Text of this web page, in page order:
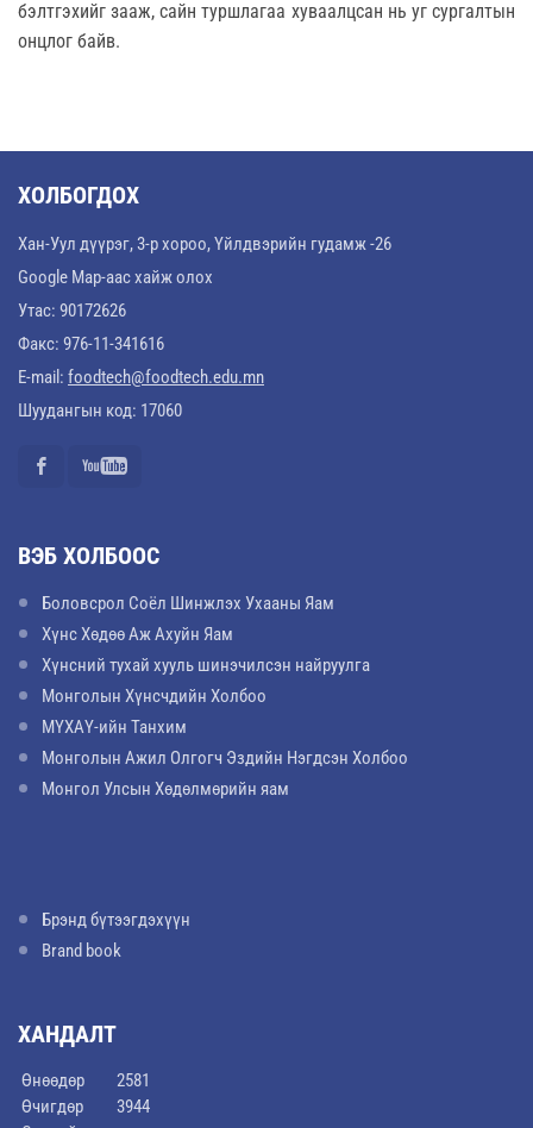
бэлтгэхийг зааж, сайн туршлагаа хуваалцсан нь уг сургалтын
онцлог байв.
ХОЛБОГДОХ
Хан-Уул дүүрэг, 3-р хороо, Үйлдвэрийн гудамж -26
Google Map-аас хайж олох
Утас: 90172626
Факс: 976-11-341616
E-mail: foodtech@foodtech.edu.mn
Шуудангын код: 17060
ВЭБ ХОЛБООС
Боловсрол Соёл Шинжлэх Ухааны Яам
Хүнс Хөдөө Аж Ахуйн Яам
Хүнсний тухай хууль шинэчилсэн найруулга
Монголын Хүнсчдийн Холбоо
МҮХАҮ-ийн Танхим
Монголын Ажил Олгогч Эздийн Нэгдсэн Холбоо
Монгол Улсын Хөдөлмөрийн яам
Брэнд бүтээгдэхүүн
Brand book
ХАНДАЛТ
Өнөөдөр
2581
Өчигдөр
3944